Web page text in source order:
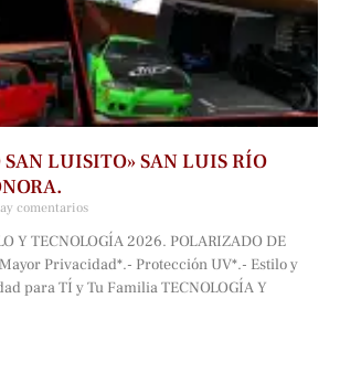
LUISITO» SAN LUIS RÍO
comentarios
Y TECNOLOGÍA 2026. POLARIZADO DE
Privacidad*.- Protección UV*.- Estilo y
para TÍ y Tu Familia TECNOLOGÍA Y